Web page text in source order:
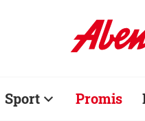
Sport Promis